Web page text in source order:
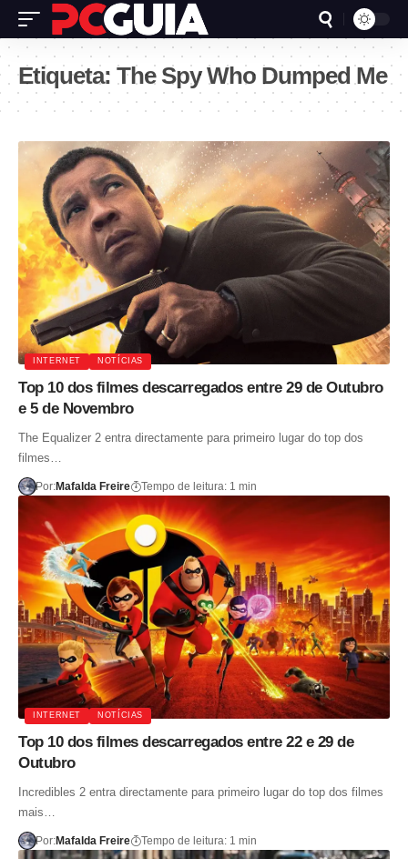
Etiqueta: The Spy Who Dumped Me
INTERNET NOTÍCIAS
Top 10 dos filmes descarregados entre 29 de Outubro
e 5 de Novembro
The Equalizer 2 entra directamente para primeiro lugar do top dos
filmes…
Por:Mafalda Freire Tempo de leitura: 1 min
INTERNET NOTÍCIAS
Top 10 dos filmes descarregados entre 22 e 29 de
Outubro
Incredibles 2 entra directamente para primeiro lugar do top dos filmes
mais…
Por:Mafalda Freire Tempo de leitura: 1 min